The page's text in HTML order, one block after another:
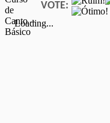
VOTE:
Loading...